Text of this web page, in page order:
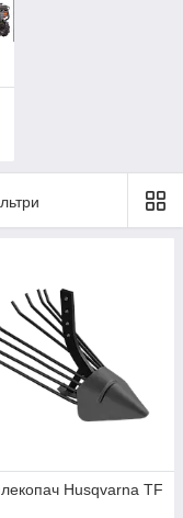
Husqvarna TF